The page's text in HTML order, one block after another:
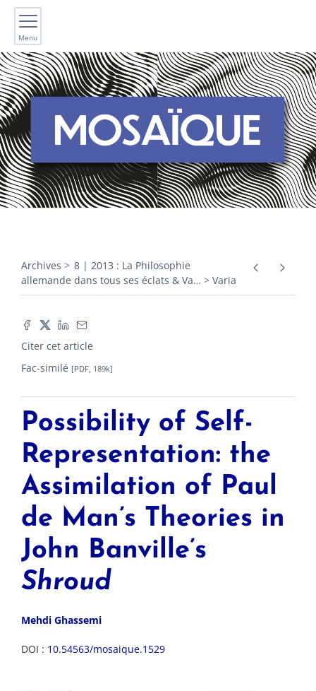
Menu
Archives
8 | 2013 : La Philosophie
allemande dans tous ses éclats & Va… Varia
Citer cet article
Fac-similé [PDF, 189k]
Possibility of Self-
Representation: the
Assimilation of Paul
de Man’s Theories in
John Banville’s
Shroud
Mehdi Ghassemi
DOI : 10.54563/mosaique.1529